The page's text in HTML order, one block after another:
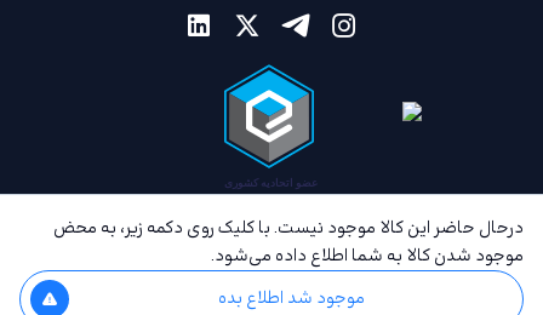
درحال حاضر این کالا موجود نیست. با کلیک روی دکمه زیر، به محض
موجود شدن کالا به شما اطلاع داده می‌شود.
موجود شد اطلاع بده